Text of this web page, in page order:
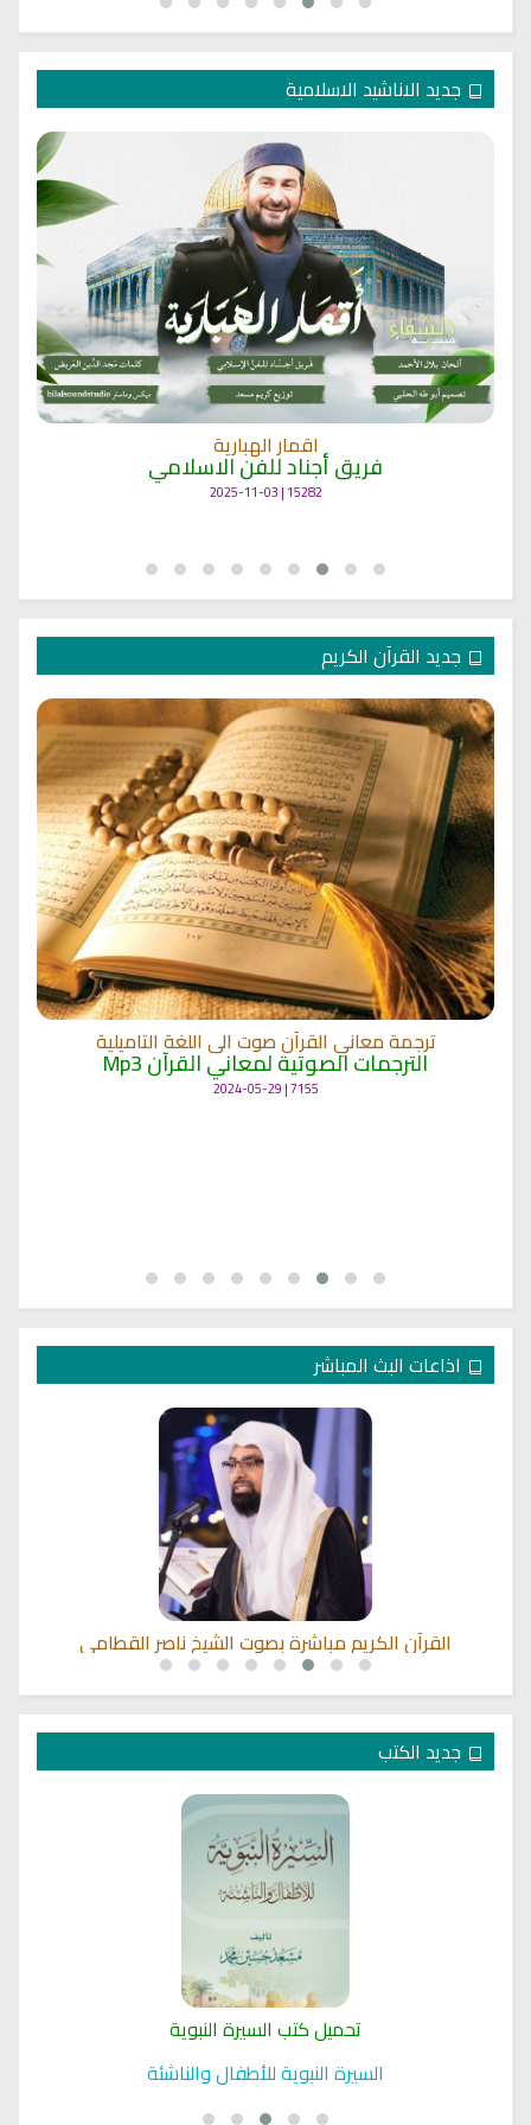
جديد الاناشيد الاسلامية
انشودة مشاعل الشمال
فريق أجناد للفن الاسلامي
21723 | 2025-05-04
جديد القرآن الكريم
الترجمة الصوتية لمعاني القرآن الى اللغة الفارسية
الترجمات الصوتية لمعاني القرآن Mp3
12484 | 2024-05-29
اذاعات البث المباشر
بصوت الشيخ ناصر القطامي القران الكريم مباشرة
جديد الكتب
للأطفال والناشئة